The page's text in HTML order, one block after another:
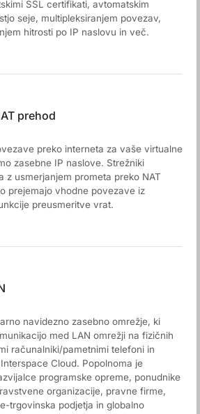
SSL certifikati, avtomatskim
seje, multipleksiranjem povezav,
hitrosti po IP naslovu in več.
prehod
preko interneta za vaše virtualne
zasebne IP naslove. Strežniki
z usmerjanjem prometa preko NAT
prejemajo vhodne povezave iz
preusmeritve vrat.
navidezno zasebno omrežje, ki
med LAN omrežji na fizičnih
računalniki/pametnimi telefoni in
Cloud. Popolnoma je
programske opreme, ponudnike
organizacije, pravne firme,
trgovinska podjetja in globalno